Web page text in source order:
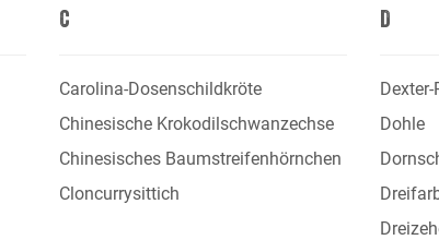
C
Carolina-Dosenschildkröte
Chinesische Krokodilschwanzechse
Chinesisches Baumstreifenhörnchen
Cloncurrysittich
D
Dexter-
Dohle